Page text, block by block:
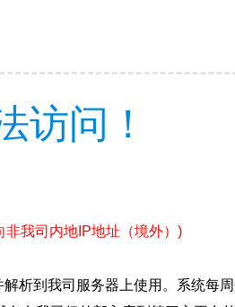
访问！
非我司内地IP地址（境外）)
析到我司服务器上使用。系统每